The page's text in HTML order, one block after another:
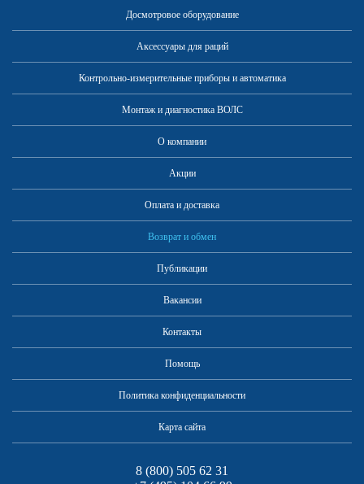
Досмотровое оборудование
Аксессуары для раций
Контрольно-измерительные приборы и автоматика
Монтаж и диагностика ВОЛС
О компании
Акции
Оплата и доставка
Возврат и обмен
Публикации
Вакансии
Контакты
Помощь
Политика конфиденциальности
Карта сайта
8 (800) 505 62 31